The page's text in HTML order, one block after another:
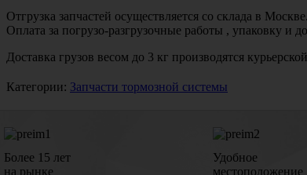
Отгрузка запчастей осуществляется со склада в
Оплата за погрузо-разгрузочные работы , упаковку и
Доставка грузов весом до 3 кг производятся
Категории: Запчасти тормозной системы
Более 15 лет
на рынке
Удобное
местоположение